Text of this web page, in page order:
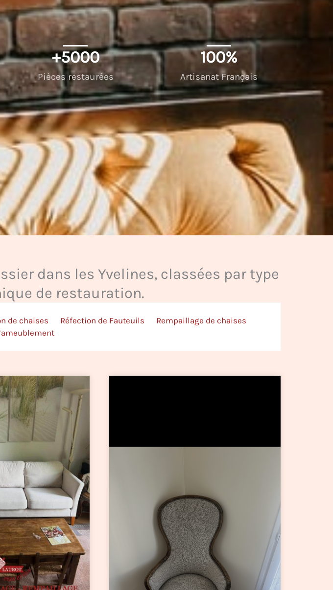
Pièces restaurées
+5000
Artisanat Français
100%
dans les Yvelines, classées par type
de restauration.
de chaises Réfection de Fauteuils
Rempaillage de chaises